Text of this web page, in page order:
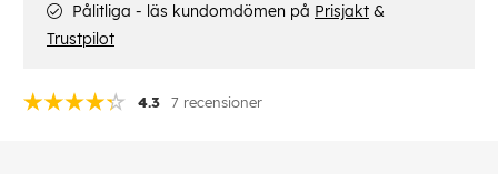
4.3 7 recensioner
Pålitliga - läs kundomdömen på Prisjakt &
Trustpilot